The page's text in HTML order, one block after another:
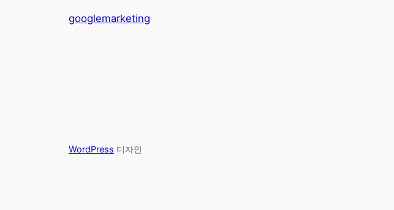
googlemarketing
WordPress 디자인